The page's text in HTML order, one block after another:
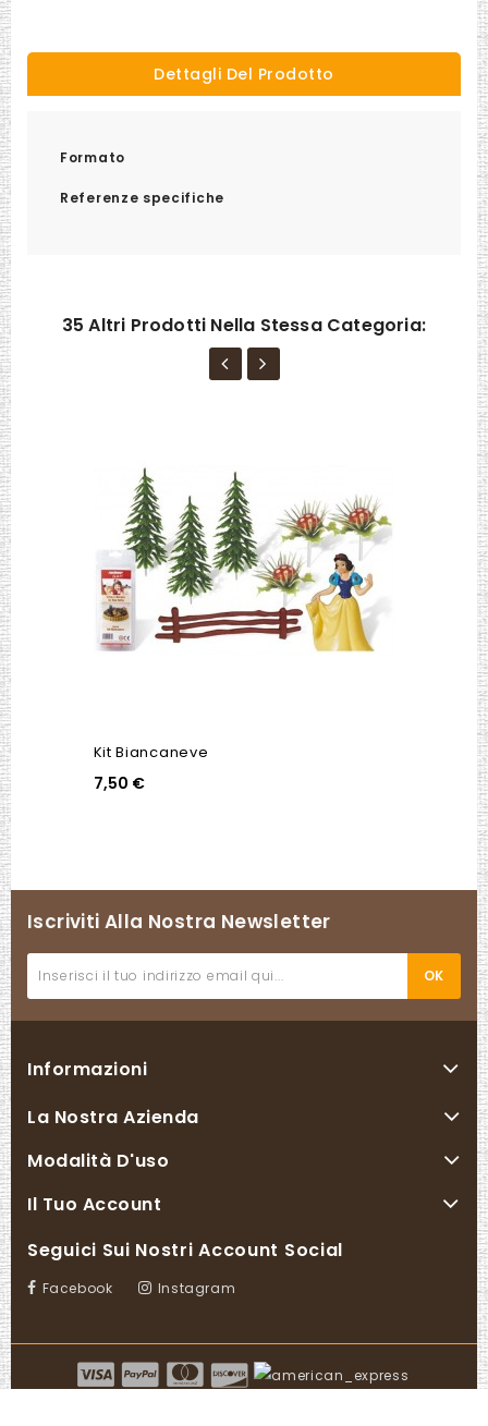
Dettagli Del Prodotto
Formato
Referenze specifiche
35 Altri Prodotti Nella Stessa Categoria:
Kit Biancaneve
7,50 €
Iscriviti Alla Nostra Newsletter
Informazioni
La Nostra Azienda
Modalità D'uso
Il Tuo Account
Seguici Sui Nostri Account Social
Facebook Instagram